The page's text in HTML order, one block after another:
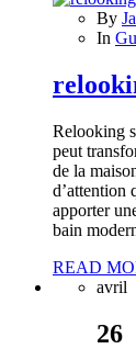
By
In
Relooking
peut
de la
d’attention
apporter
bain
READ
avril
26